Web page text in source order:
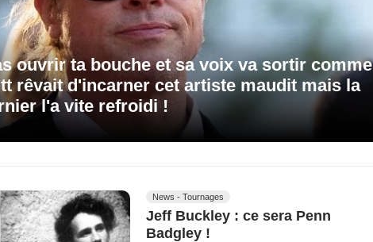
ouvrir ta bouche et sa voix va sortir comme
rêvait d'incarner cet artiste maudit mais la
l'a vite refroidi !
News - Tournages
Jeff Buckley : ce sera Penn
Badgley !